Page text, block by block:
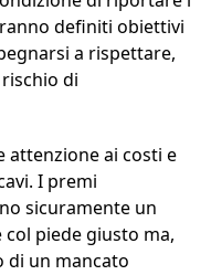
definiti obiettivi
a rispettare,
di
attenzione ai costi e
I premi
sicuramente un
piede giusto ma,
di un mancato